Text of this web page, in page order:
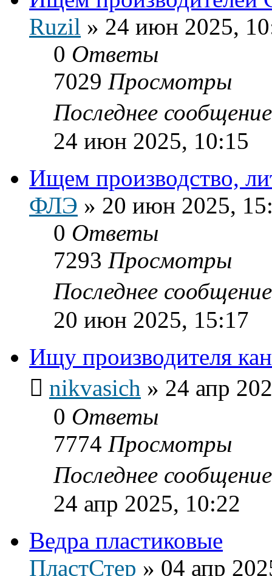
Ruzil » 24 июн 2025,
0 Ответы
7029 Просмотры
Последнее
24 июн 2025, 10:15
Ищем производство,
ФЛЭ » 20 июн 2025,
0 Ответы
7293 Просмотры
Последнее
20 июн 2025, 15:17
Ищу производителя
nikvasich » 24 апр
0 Ответы
7774 Просмотры
Последнее
24 апр 2025, 10:22
Ведра пластиковые
ПластСтер » 04 апр